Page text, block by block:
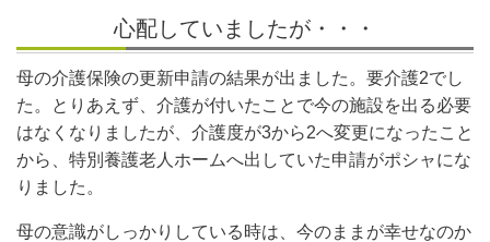
心配していましたが・・・
母の介護保険の更新申請の結果が出ました。要介護2でし
た。とりあえず、介護が付いたことで今の施設を出る必要
はなくなりましたが、介護度が3から2へ変更になったこと
から、特別養護老人ホームへ出していた申請がポシャにな
りました。
母の意識がしっかりしている時は、今のままが幸せなのか